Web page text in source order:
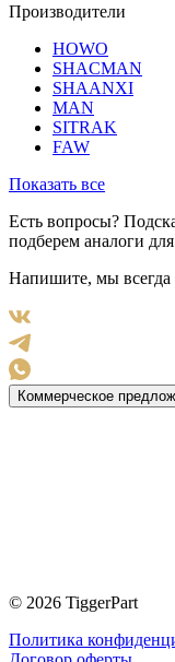
Производители
HOWO
SHACMAN
SHAANXI
MAN
SITRAK
FAW
Показать все
Есть вопросы?
подберем аналоги
Напишите, мы всегда
Коммерческое
© 2026 TiggerPart
Политика